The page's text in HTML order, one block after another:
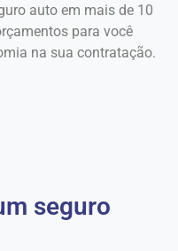
auto em mais de 10
para você
na sua contratação.
seguro